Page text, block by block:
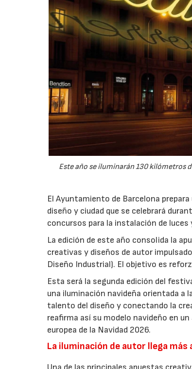
Este año se iluminarán 130 kilómetros
El Ayuntamiento de Barcelona
diseño y ciudad que se celebrará
concursos para la instalación de
La edición de este año consolida la
creativas y diseños de autor
Diseño Industrial). El objetivo es
Esta será la segunda edición del
una iluminación navideña orientada a
talento del diseño y conectando la
reafirma así su modelo navideño en
europea de la Navidad 2026.
La iluminación de autor llega más